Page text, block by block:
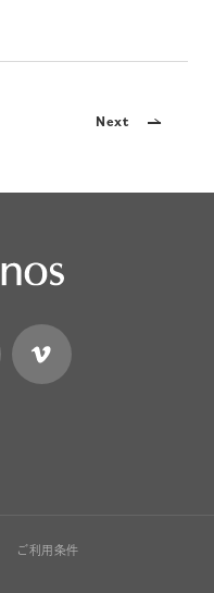
Next
ご利用条件